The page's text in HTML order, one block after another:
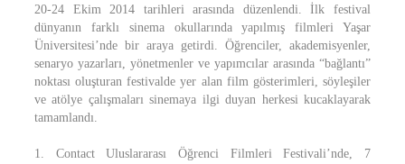
20-24 Ekim 2014 tarihleri arasında düzenlendi. İlk festival
dünyanın farklı sinema okullarında yapılmış filmleri Yaşar
Üniversitesi’nde bir araya getirdi. Öğrenciler, akademisyenler,
senaryo yazarları, yönetmenler ve yapımcılar arasında “bağlantı”
noktası oluşturan festivalde yer alan film gösterimleri, söyleşiler
ve atölye çalışmaları sinemaya ilgi duyan herkesi kucaklayarak
tamamlandı.
1. Contact Uluslararası Öğrenci Filmleri Festivali’nde, 7